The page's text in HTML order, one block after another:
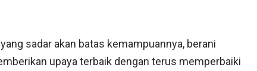
sadar akan batas kemampuannya, berani
upaya terbaik dengan terus memperbaiki